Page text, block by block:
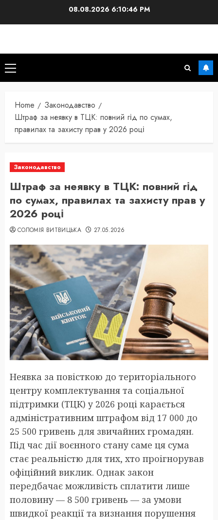
08.08.2026 6:10:47 PM
Primary
Menu
Home
Законодавство
Штраф за неявку в ТЦК: повний гід по сумах,
правилах та захисту прав у 2026 році
Законодавство
Штраф за неявку в ТЦК: повний гід
по сумах, правилах та захисту прав у
2026 році
СОЛОМІЯ ВИТВИЦЬКА 27.05.2026
Неявка за повісткою до територіального
центру комплектування та соціальної
підтримки (ТЦК) у 2026 році карається
адміністративним штрафом від 17 000 до
25 500 гривень для звичайних громадян.
Під час дії воєнного стану саме ця сума
стає реальністю для тих, хто проігнорував
офіційний виклик. Однак закон
передбачає можливість сплатити лише
половину — 8 500 гривень — за умови
швидкої реакції та визнання порушення